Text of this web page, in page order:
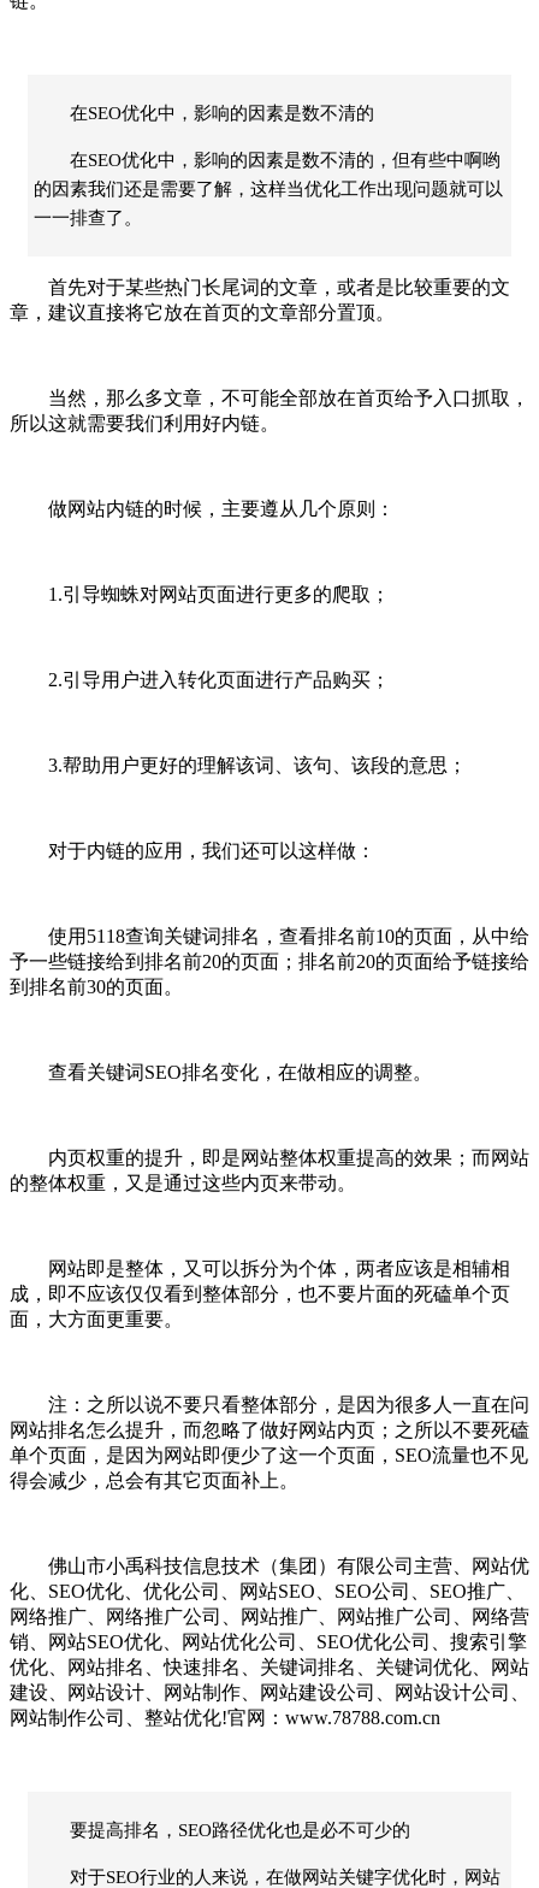
在SEO优化中，影响的因素是数不清的
在SEO优化中，影响的因素是数不清的，但有些中啊哟
的因素我们还是需要了解，这样当优化工作出现问题就可以
一一排查了。
首先对于某些热门长尾词的文章，或者是比较重要的文
章，建议直接将它放在首页的文章部分置顶。
当然，那么多文章，不可能全部放在首页给予入口抓取，
所以这就需要我们利用好内链。
做网站内链的时候，主要遵从几个原则：
1.引导蜘蛛对网站页面进行更多的爬取；
2.引导用户进入转化页面进行产品购买；
3.帮助用户更好的理解该词、该句、该段的意思；
对于内链的应用，我们还可以这样做：
使用5118查询关键词排名，查看排名前10的页面，从中给
予一些链接给到排名前20的页面；排名前20的页面给予链接给
到排名前30的页面。
查看关键词SEO排名变化，在做相应的调整。
内页权重的提升，即是网站整体权重提高的效果；而网站
的整体权重，又是通过这些内页来带动。
网站即是整体，又可以拆分为个体，两者应该是相辅相
成，即不应该仅仅看到整体部分，也不要片面的死磕单个页
面，大方面更重要。
注：之所以说不要只看整体部分，是因为很多人一直在问
网站排名怎么提升，而忽略了做好网站内页；之所以不要死磕
单个页面，是因为网站即便少了这一个页面，SEO流量也不见
得会减少，总会有其它页面补上。
佛山市小禹科技信息技术（集团）有限公司主营、网站优
化、SEO优化、优化公司、网站SEO、SEO公司、SEO推广、
网络推广、网络推广公司、网站推广、网站推广公司、网络营
销、网站SEO优化、网站优化公司、SEO优化公司、搜索引擎
优化、网站排名、快速排名、关键词排名、关键词优化、网站
建设、网站设计、网站制作、网站建设公司、网站设计公司、
网站制作公司、整站优化!官网：www.78788.com.cn
要提高排名，SEO路径优化也是必不可少的
对于SEO行业的人来说，在做网站关键字优化时，网站